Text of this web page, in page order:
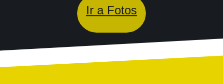
Ir a Fotos